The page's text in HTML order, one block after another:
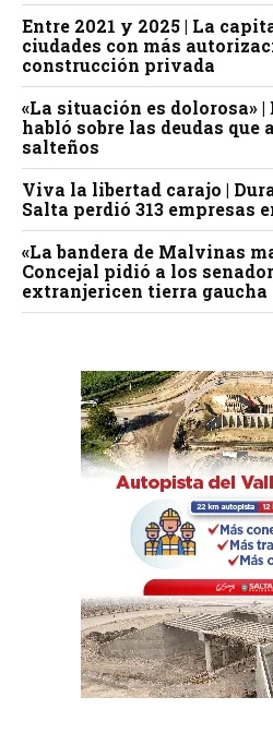
Entre 2021 y 2025 | La
ciudades con más
construcción privada
«La situación es dolorosa»
habló sobre las deudas que
salteños
Viva la libertad carajo |
Salta perdió 313 empresas
«La bandera de Malvinas
Concejal pidió a los
extranjericen tierra gaucha